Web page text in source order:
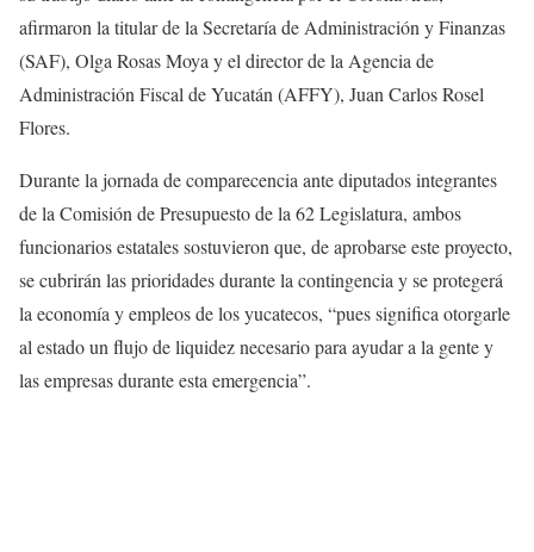
afirmaron la titular de la Secretaría de Administración y Finanzas
(SAF), Olga Rosas Moya y el director de la Agencia de
Administración Fiscal de Yucatán (AFFY), Juan Carlos Rosel
Flores.
Durante la jornada de comparecencia ante diputados integrantes
de la Comisión de Presupuesto de la 62 Legislatura, ambos
funcionarios estatales sostuvieron que, de aprobarse este proyecto,
se cubrirán las prioridades durante la contingencia y se protegerá
la economía y empleos de los yucatecos, “pues significa otorgarle
al estado un flujo de liquidez necesario para ayudar a la gente y
las empresas durante esta emergencia”.